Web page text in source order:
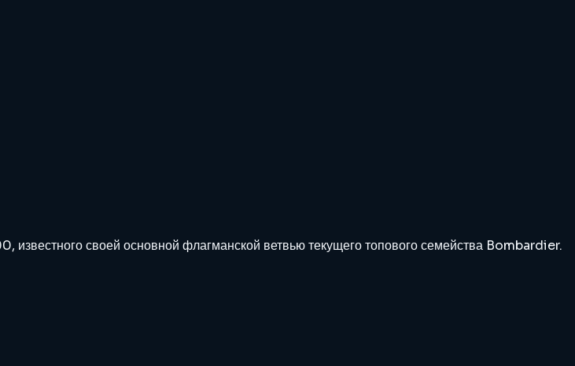
своей основной флагманской ветвью текущего топового семейства Bombardier.